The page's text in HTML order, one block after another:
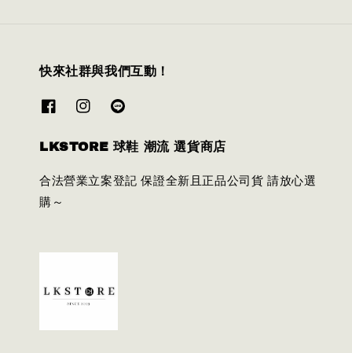
快來社群與我們互動！
LKSTORE 球鞋 潮流 選貨商店
合法營業立案登記 保證全新且正品公司貨 請放心選
購～